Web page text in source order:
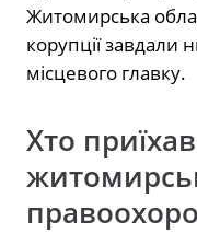
Житомирська
корупції завдали
місцевого главку.
Хто